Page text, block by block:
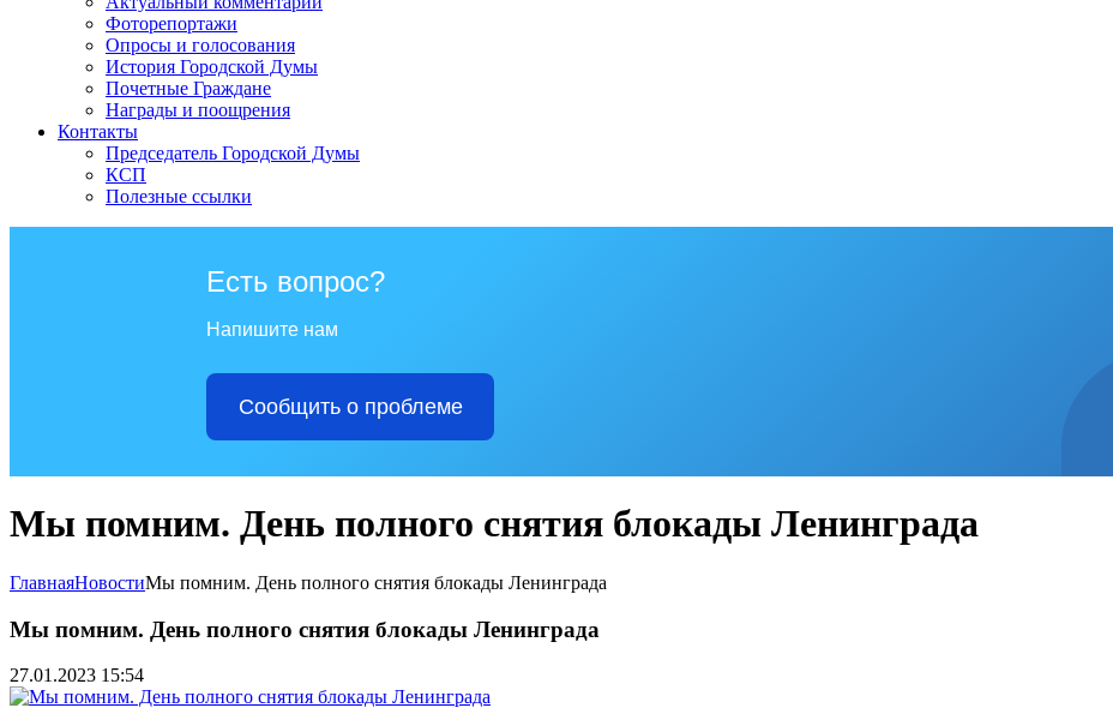
Фоторепортажи
Опросы и голосования
История Городской Думы
Почетные Граждане
Награды и поощрения
Контакты
Председатель Городской Думы
КСП
Полезные ссылки
Есть вопрос?
Напишите нам
Сообщить о проблеме
Мы помним. День полного снятия блокады Ленинграда
ГлавнаяНовостиМы помним. День полного снятия блокады Ленинграда
Мы помним. День полного снятия блокады Ленинграда
27.01.2023 15:54